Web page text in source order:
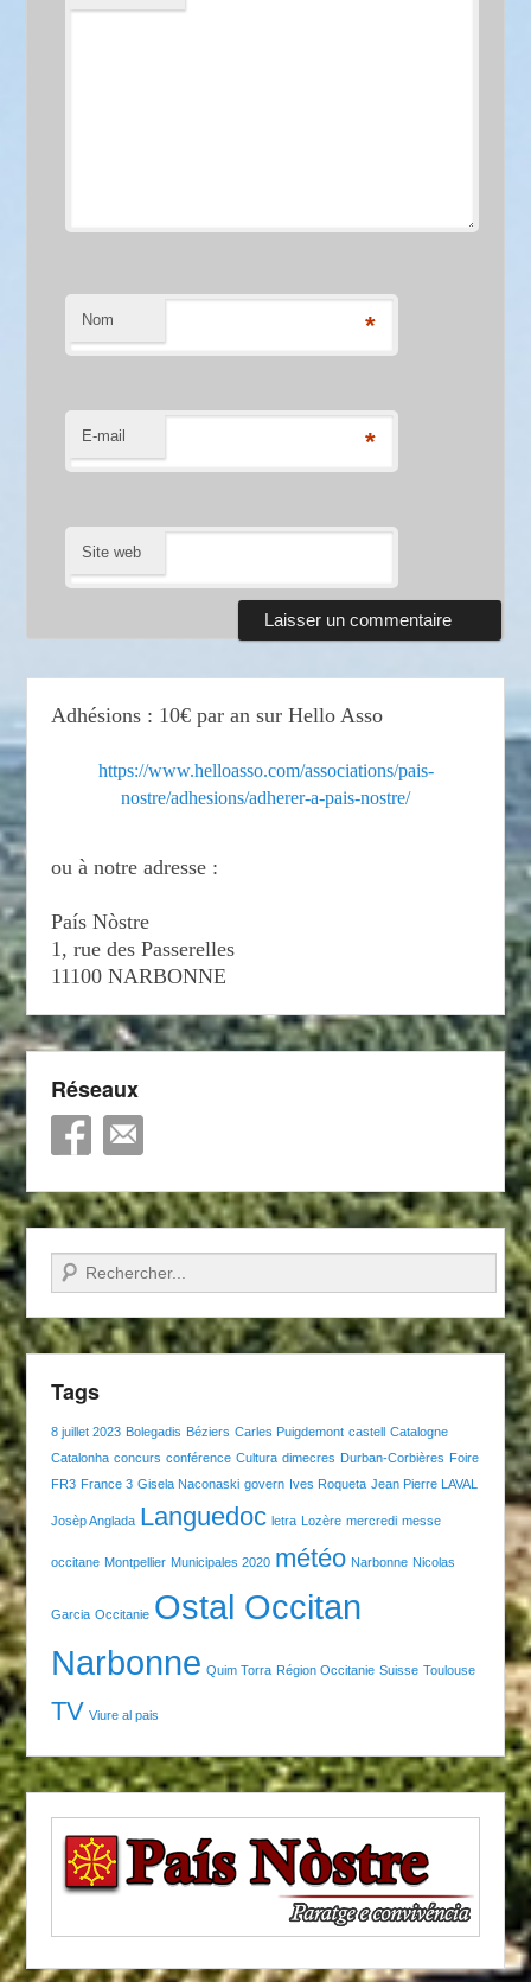
Nom *
E-mail *
Site web
Adhésions : 10€ par an sur Hello Asso
https://www.helloasso.com/associations/pais-
nostre/adhesions/adherer-a-pais-nostre/
ou à notre adresse :
País Nòstre
1, rue des Passerelles
11100 NARBONNE
Réseaux
Recherche
Tags
8 juillet 2023 Bolegadis Béziers Carles Puigdemont castell Catalogne
Catalonha concurs conférence Cultura dimecres Durban-Corbières Foire
FR3 France 3 Gisela Naconaski govern Ives Roqueta Jean Pierre LAVAL
Josèp Anglada Languedoc letra Lozère mercredi messe
occitane Montpellier Municipales 2020 météo Narbonne Nicolas
Garcia Occitanie Ostal Occitan
Narbonne Quim Torra Région Occitanie Suisse Toulouse
TV Viure al pais